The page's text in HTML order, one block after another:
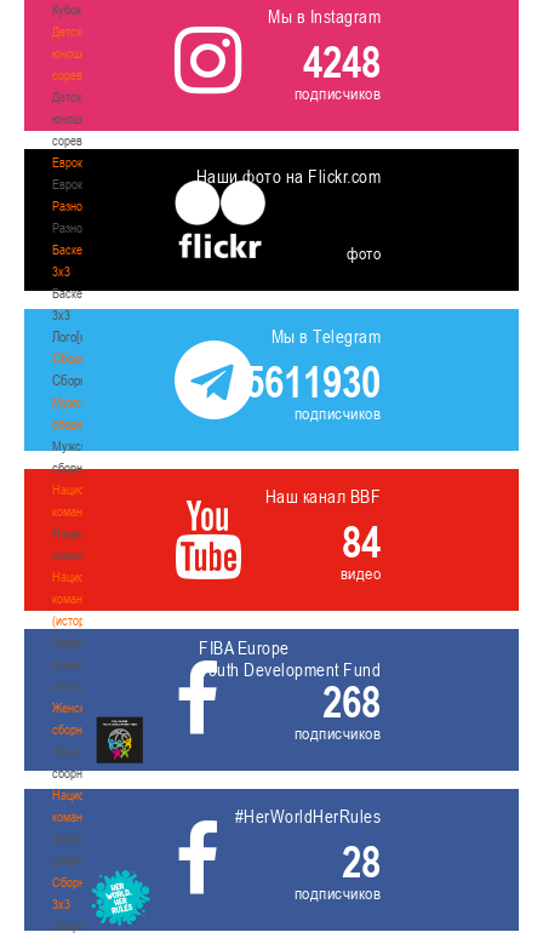
Кубок
Детско-
юношеские
соревнования
Детско-
юношеские
соревнования
Еврокубки
Еврокубки
Разное
Разное
Баскетбол
3х3
Баскетбол
3х3
Лого[modid=121]
Сборные
Сборные
Мужские
сборные
Мужские
сборные
Национальная
команда
Национальная
команда
Национальная
команда
(история)
Национальная
команда
(история)
Женские
сборные
Женские
сборные
Национальная
команда
Национальная
команда
Сборные
3х3
Сборные
Мы в Instagram
4248
подписчиков
Наши фото на Flickr.com
фото
Мы в Telegram
5611930
подписчиков
Наш канал BBF
84
видео
FIBA Europe
Youth Development Fund
268
подписчиков
#HerWorldHerRules
28
подписчиков